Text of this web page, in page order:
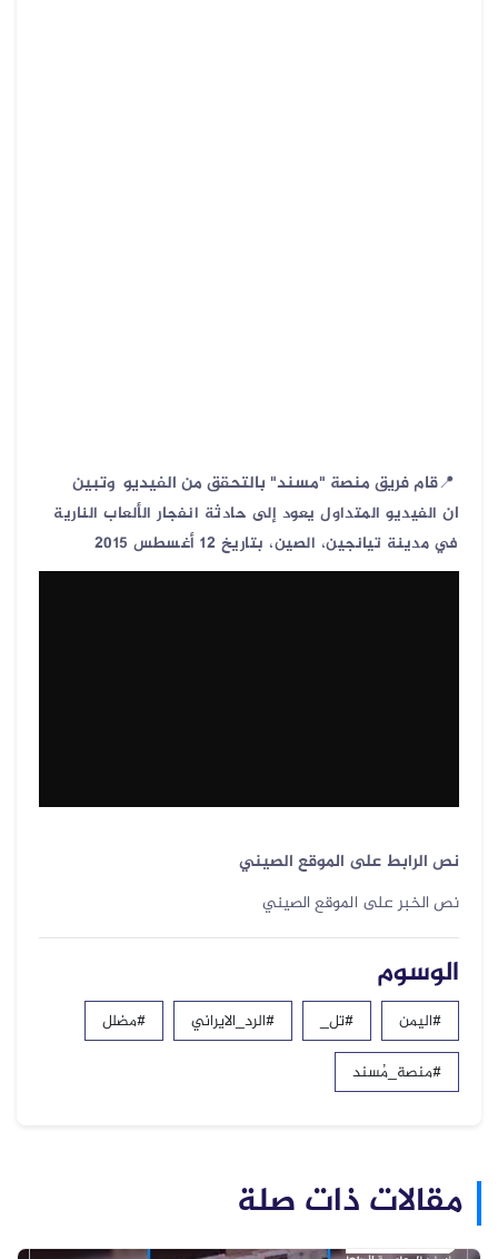
📍قام فريق منصة "مسند" بالتحقق من الفيديو وتبين
ان الفيديو المتداول يعود إلى حادثة انفجار الألعاب النارية
في مدينة تيانجين، الصين، بتاريخ 12 أغسطس 2015
نص الرابط على الموقع الصيني
نص الخبر على الموقع الصيني
الوسوم
#اليمن #تل_ #الرد_الايراني
#مضلل
#منصة_مُسند
مقالات ذات صلة